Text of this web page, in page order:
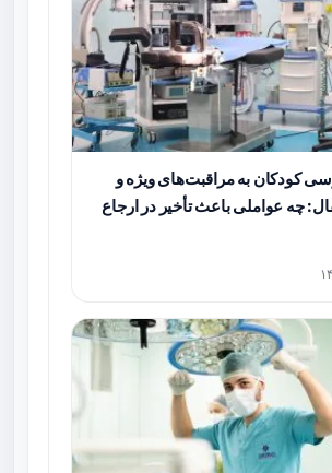
کودکان به مراقبت‌های ویژه و
چه عواملی باعث تأخیر در ارجاع